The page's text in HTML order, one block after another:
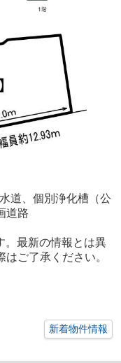
道、個別浄化槽（公
道路
。最新の情報とは異
ご了承ください。
新着物件情報